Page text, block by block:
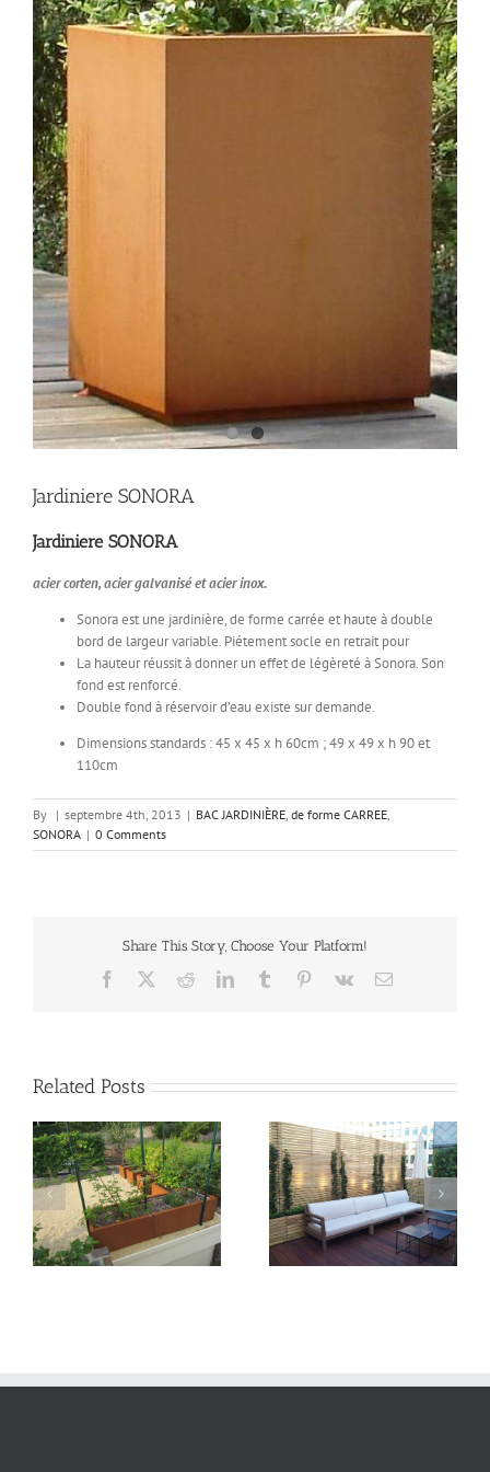
Jardiniere SONORA
Jardiniere SONORA
acier corten, acier galvanisé et acier inox.
Sonora est une jardinière, de forme carrée et haute à double
bord de largeur variable. Piétement socle en retrait pour
La hauteur réussit à donner un effet de légèreté à Sonora. Son
fond est renforcé.
Double fond à réservoir d’eau existe sur demande.
Dimensions standards : 45 x 45 x h 60cm ; 49 x 49 x h 90 et
110cm
By | septembre 4th, 2013 | BAC JARDINIÈRE de forme CARREE
SONORA | 0 Comments
Share This Story, Choose Your Platform!
Facebook RedditLinkedInTumblr Pinterest
Vk Email
Related Posts
Jardinière Mississippi,
acier galva latté de
robinier
Jardinière Bac acier,
modèle Artica